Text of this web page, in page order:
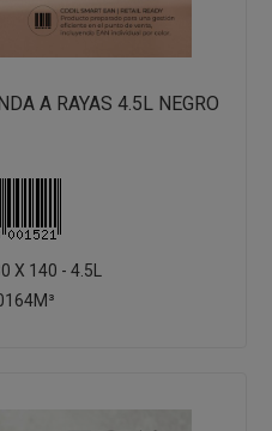
A RAYAS 4.5L NEGRO
X 140 - 4.5L